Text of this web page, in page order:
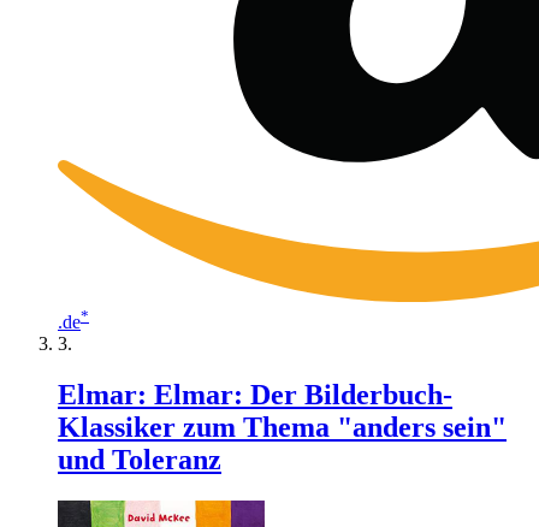
.de*
Elmar: Elmar: Der Bilderbuch-
Klassiker zum Thema "anders sein"
und Toleranz